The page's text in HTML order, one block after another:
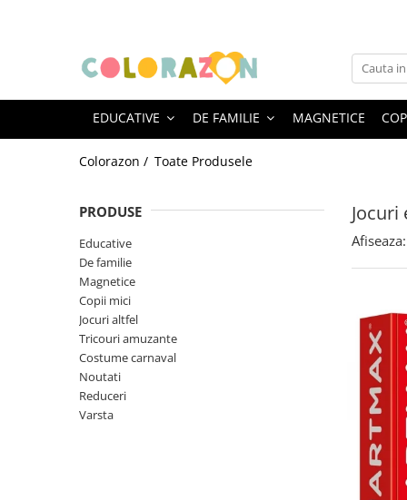
Educative
Jocuri educative
Jocuri de logică și de memorie
Jocuri de strategie
De familie
Jocuri de familie
Jocuri de carti
Jocuri de cooperare
Jocuri altfel
Jocuri creative
Jocuri interactive
Jocuri cu experimente
0-2 ani
EDUCATIVE DE FAMILIE MAGNETICE
Colorazon / Toate Produsele
PRODUSE
Educative
De familie
Magnetice
Copii mici
Jocuri altfel
Tricouri amuzante
Costume carnaval
Noutati
Reduceri
Varsta
Afiseaza: